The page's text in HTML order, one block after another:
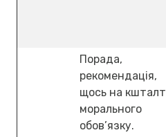
Порада,
рекомендація,
щось на кшталт
морального
обов’язку.